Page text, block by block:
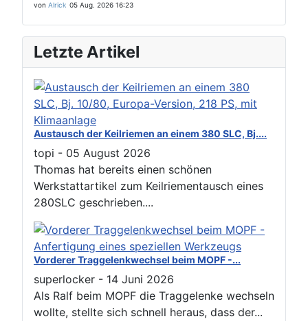
von Alrick 05 Aug. 2026 16:23
Letzte Artikel
Austausch der Keilriemen an einem 380 SLC, Bj....
topi - 05 August 2026
Thomas hat bereits einen schönen
Werkstattartikel zum Keilriementausch eines
280SLC geschrieben....
Vorderer Traggelenkwechsel beim MOPF -...
superlocker - 14 Juni 2026
Als Ralf beim MOPF die Traggelenke wechseln
wollte, stellte sich schnell heraus, dass der...